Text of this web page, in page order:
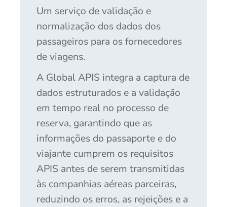
Um serviço de validação e
normalização dos dados dos
passageiros para os fornecedores
de viagens.
A Global APIS integra a captura de
dados estruturados e a validação
em tempo real no processo de
reserva, garantindo que as
informações do passaporte e do
viajante cumprem os requisitos
APIS antes de serem transmitidas
às companhias aéreas parceiras,
reduzindo os erros, as rejeições e a